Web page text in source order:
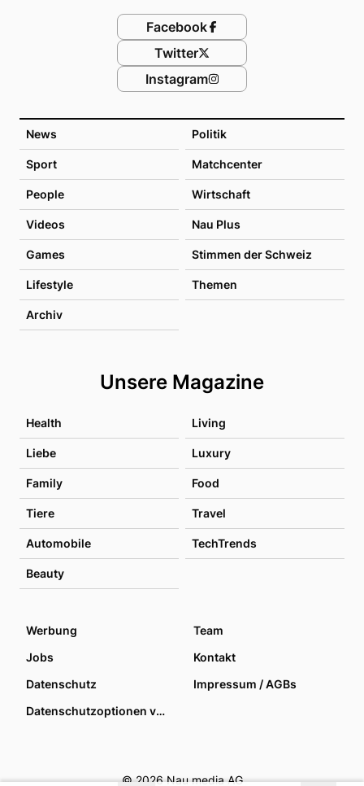
News Politik
Sport Matchcenter
People Wirtschaft
Videos Nau Plus
Games Stimmen der Schweiz
Lifestyle Themen
Archiv
Unsere Magazine
Health Living
Liebe Luxury
Family Food
Tiere Travel
Automobile TechTrends
Beauty
Facebook
Twitter
Instagram
Werbung
Team
Jobs
Kontakt
Datenschutz
Impressum / AGBs
Datenschutzoptionen verwalten
© 2026 Nau media AG